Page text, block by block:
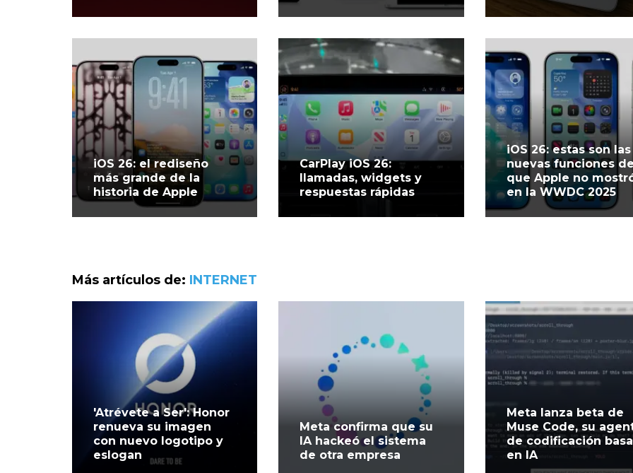
iOS 26: el rediseño
más grande de la
historia de Apple
CarPlay iOS 26:
llamadas, widgets y
respuestas rápidas
iOS 26: estas son las
nuevas funciones
que Apple no
en la WWDC 2025
Más artículos de: INTERNET
'Atrévete a Ser': Honor
renueva su imagen
con nuevo logotipo y
eslogan
Meta confirma que su
IA hackeó el sistema
de otra empresa
Meta lanza beta de
Muse Code, su
de codificación
en IA